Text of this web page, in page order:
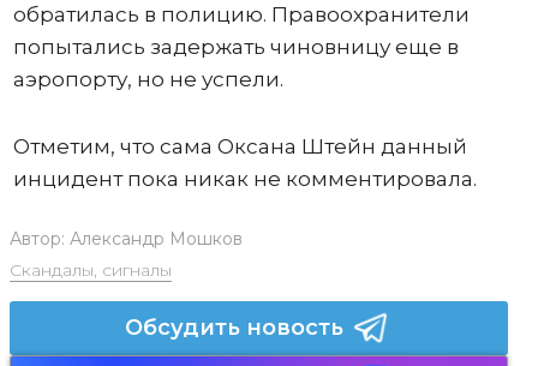
обратилась в полицию. Правоохранители
попытались задержать чиновницу еще в
аэропорту, но не успели.
Отметим, что сама Оксана Штейн данный
инцидент пока никак не комментировала.
Автор: Александр Мошков
Скандалы, сигналы
Обсудить новость